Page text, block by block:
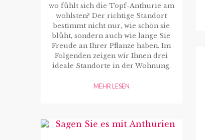
wo fühlt sich die Topf-Anthurie am
wohlsten? Der richtige Standort
bestimmt nicht nur, wie schön sie
blüht, sondern auch wie lange Sie
Freude an Ihrer Pflanze haben. Im
Folgenden zeigen wir Ihnen drei
ideale Standorte in der Wohnung.
MEHR LESEN